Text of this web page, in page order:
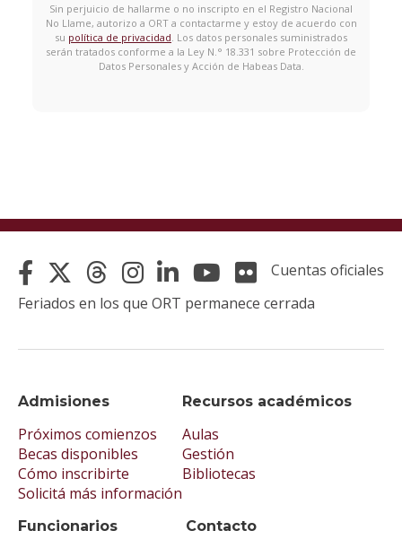
Sin perjuicio de hallarme o no inscripto en el Registro Nacional
No Llame, autorizo a ORT a contactarme y estoy de acuerdo con
su política de privacidad . Los datos personales suministrados
serán tratados conforme a la Ley N.° 18.331 sobre Protección de
Datos Personales y Acción de Habeas Data.
Admisiones
Próximos comienzos
Becas disponibles
Cómo inscribirte
Solicitá más información
Recursos académicos
Aulas
Gestión
Bibliotecas
Funcionarios Contacto
Cuentas oficiales
Feriados en los que ORT permanece cerrada